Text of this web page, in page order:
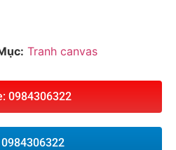
Tranh canvas
0984306322